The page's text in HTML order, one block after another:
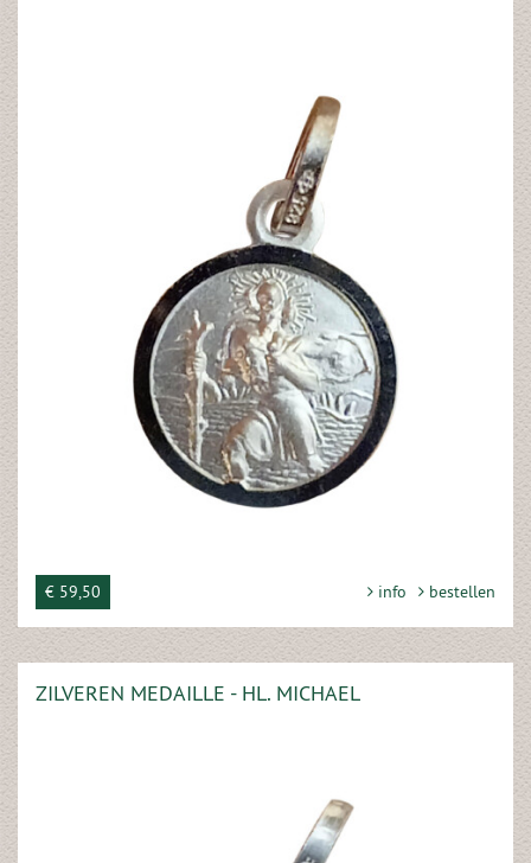
€ 59,50 info bestellen
ZILVEREN MEDAILLE - HL. MICHAEL